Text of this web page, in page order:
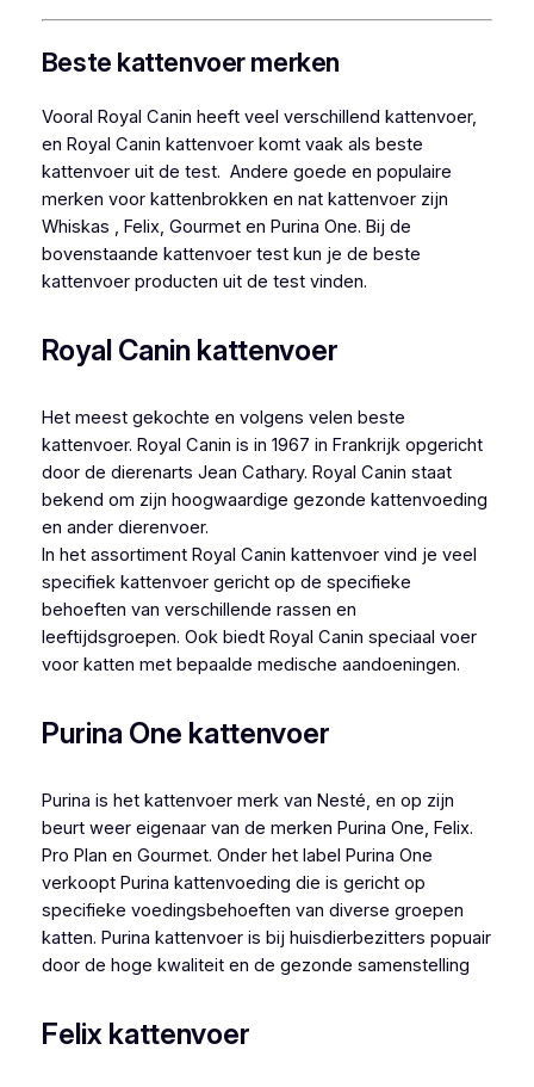
Beste kattenvoer merken
Vooral Royal Canin heeft veel verschillend kattenvoer,
en Royal Canin kattenvoer komt vaak als beste
kattenvoer uit de test. Andere goede en populaire
merken voor kattenbrokken en nat kattenvoer zijn
Whiskas , Felix, Gourmet en Purina One. Bij de
bovenstaande kattenvoer test kun je de beste
kattenvoer producten uit de test vinden.
Royal Canin kattenvoer
Het meest gekochte en volgens velen beste
kattenvoer. Royal Canin is in 1967 in Frankrijk opgericht
door de dierenarts Jean Cathary. Royal Canin staat
bekend om zijn hoogwaardige gezonde kattenvoeding
en ander dierenvoer.
In het assortiment Royal Canin kattenvoer vind je veel
specifiek kattenvoer gericht op de specifieke
behoeften van verschillende rassen en
leeftijdsgroepen. Ook biedt Royal Canin speciaal voer
voor katten met bepaalde medische aandoeningen.
Purina One kattenvoer
Purina is het kattenvoer merk van Nesté, en op zijn
beurt weer eigenaar van de merken Purina One, Felix.
Pro Plan en Gourmet. Onder het label Purina One
verkoopt Purina kattenvoeding die is gericht op
specifieke voedingsbehoeften van diverse groepen
katten. Purina kattenvoer is bij huisdierbezitters popuair
door de hoge kwaliteit en de gezonde samenstelling
Felix kattenvoer